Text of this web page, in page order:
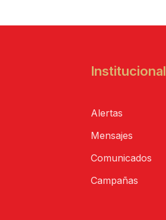
Institucional
Alertas
Mensajes
Comunicados
Campañas